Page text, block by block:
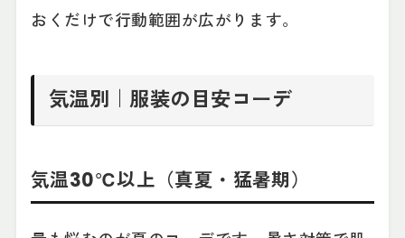
おくだけで行動範囲が広がります。
気温別｜服装の目安コーデ
気温30℃以上（真夏・猛暑期）